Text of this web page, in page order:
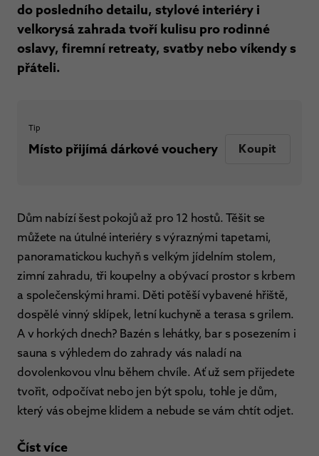
do posledního detailu, stylové interiéry i
velkorysá zahrada tvoří kulisu pro rodinné
oslavy, firemní retreaty, svatby nebo víkendy s
přáteli.
Tip
Místo přijímá dárkové vouchery Koupit
Dům nabízí šest pokojů až pro 12 hostů. Těšit se
můžete na útulné interiéry s výraznými tapetami,
panoramatickou kuchyň s velkým jídelním stolem,
zimní zahradu, tři koupelny a obývací prostor s krbem
a společenskými hrami. Děti potěší vybavené hřiště,
dospělé vinný sklípek, letní kuchyně a terasa s grilem.
A v horkých dnech? Bazén s lehátky, bar s posezením i
sauna s výhledem do zahrady vás naladí na
dovolenkovou vlnu během chvíle. Ať už sem přijedete
tvořit, odpočívat nebo jen být spolu, tohle je dům,
který vás obejme klidem a nebude se vám chtít odjet.
Číst více